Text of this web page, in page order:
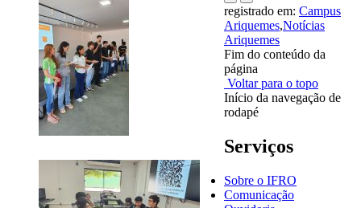
registrado em: Campus
Ariquemes,Notícias
Ariquemes
Fim do conteúdo da
página
Voltar para o topo
Início da navegação de
rodapé
Serviços
Sobre o IFRO
Comunicação